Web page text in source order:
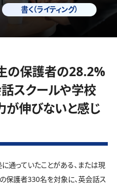
書く（ライティング）
の保護者の28.2%
スクールや学校
伸びないと感じ
通っていたことがある、または現
保護者330名を対象に、英会話ス